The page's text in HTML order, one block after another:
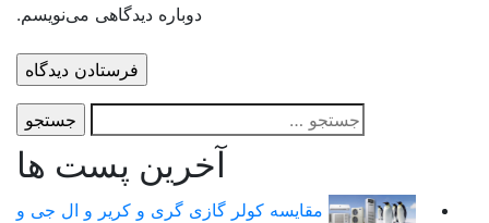
دوباره دیدگاهی می‌نویسم.
جستجو
برای:
آخرین پست ها
مقایسه کولر گازی گری و کریر و ال جی و